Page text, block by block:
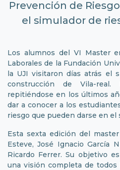
Prevención de
el simulador de
Los alumnos del VI Master
Laborales de la Fundación
la UJI visitaron días atrás el
construcción de Vila-
repitiéndose en los últimos
dar a conocer a los
riesgo que pueden darse en
Esta sexta edición del
Esteve, José Ignacio García
Ricardo Ferrer. Su objetivo
una visión completa de todos